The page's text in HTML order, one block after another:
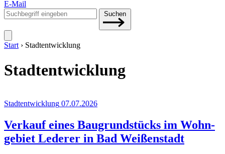
E-Mail
Suchen
nach:
Suchen
Start › Stadtentwicklung
Stadtentwicklung
Stadtentwicklung 07.07.2026
Ver­kauf eines Bau­grund­stücks im Wohn­
ge­biet Lede­rer in Bad Weißenstadt